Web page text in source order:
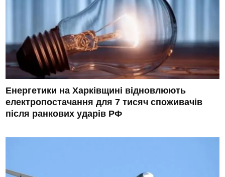
Енергетики на Харківщині відновлюють
електропостачання для 7 тисяч споживачів
після ранкових ударів РФ